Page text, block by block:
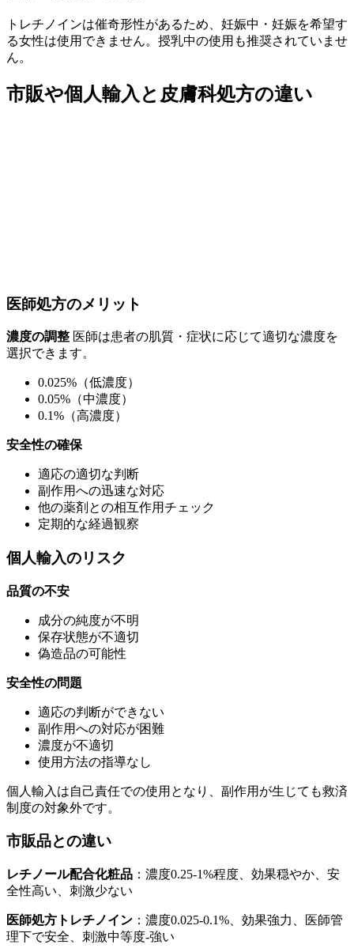
トレチノインは催奇形性があるため、妊娠中・妊娠を希望す
る女性は使用できません。授乳中の使用も推奨されていませ
ん。
市販や個人輸入と皮膚科処方の違い
医師処方のメリット
濃度の調整 医師は患者の肌質・症状に応じて適切な濃度を
選択できます。
0.025%（低濃度）
0.05%（中濃度）
0.1%（高濃度）
安全性の確保
適応の適切な判断
副作用への迅速な対応
他の薬剤との相互作用チェック
定期的な経過観察
個人輸入のリスク
品質の不安
成分の純度が不明
保存状態が不適切
偽造品の可能性
安全性の問題
適応の判断ができない
副作用への対応が困難
濃度が不適切
使用方法の指導なし
個人輸入は自己責任での使用となり、副作用が生じても救済
制度の対象外です。
市販品との違い
レチノール配合化粧品 ：濃度0.25-1%程度、効果穏やか、安
全性高い、刺激少ない
医師処方トレチノイン ：濃度0.025-0.1%、効果強力、医師管
理下で安全、刺激中等度-強い